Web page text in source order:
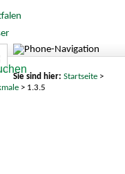
Sie sind hier: Startseite>
> 1.3.5